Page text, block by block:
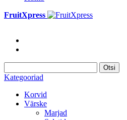
FruitXpress
Otsi
Kategooriad
Korvid
Värske
Marjad